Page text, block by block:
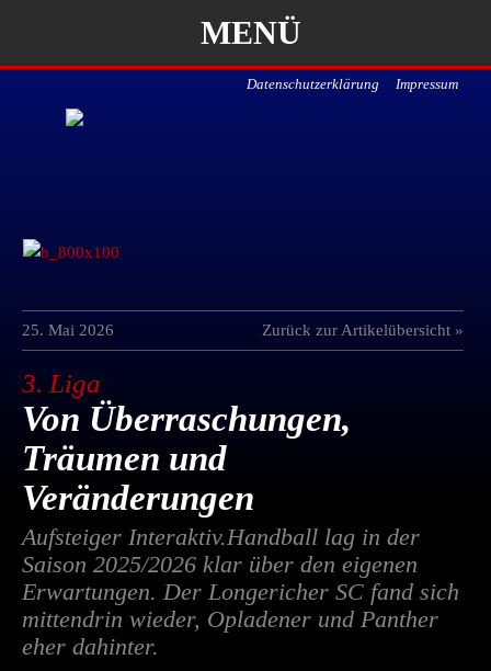
MENÜ
Datenschutzerklärung Impressum
25. Mai 2026 Zurück zur Artikelübersicht »
3. Liga
Von Überraschungen,
Träumen und
Veränderungen
Aufsteiger Interaktiv.Handball lag in der
Saison 2025/2026 klar über den eigenen
Erwartungen. Der Longericher SC fand sich
mittendrin wieder, Opladener und Panther
eher dahinter.